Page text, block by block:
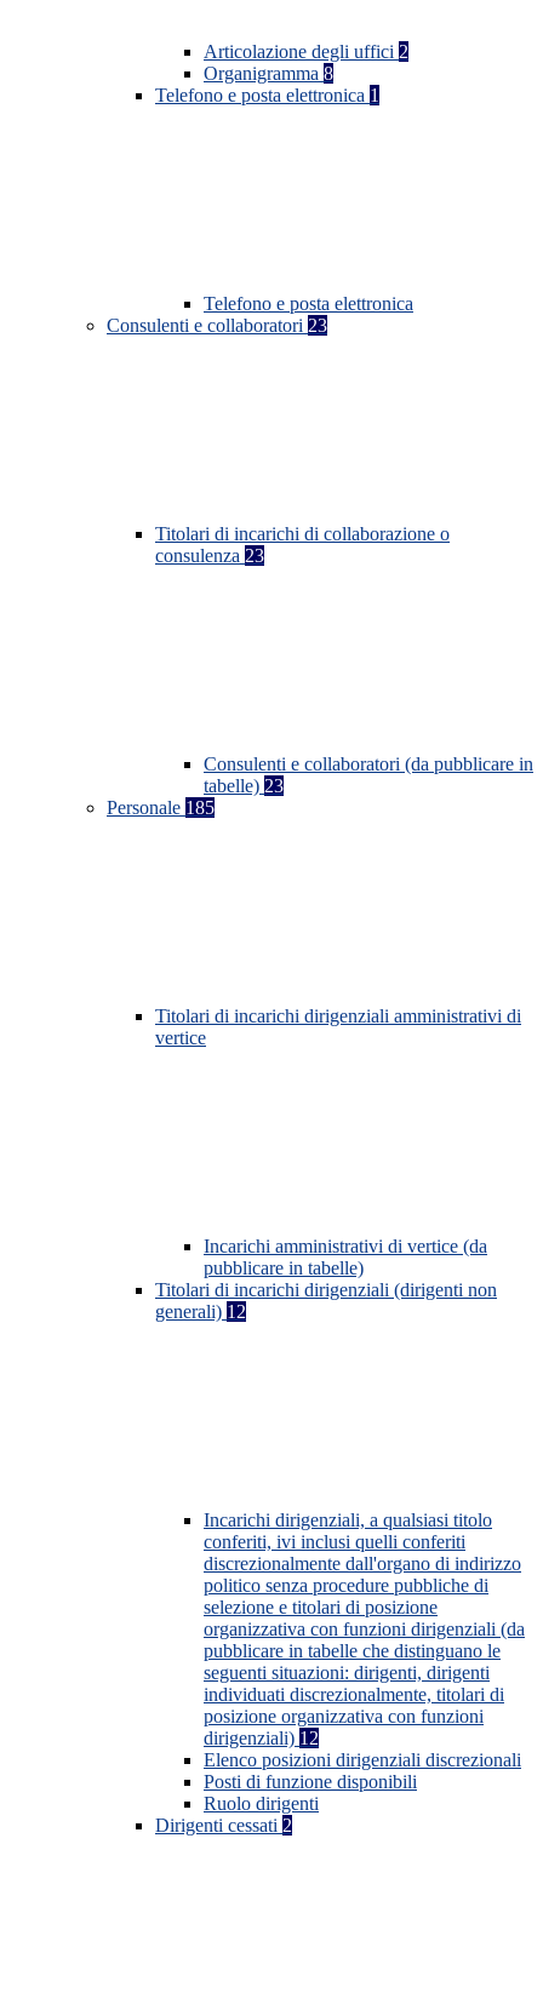
Articolazione degli uffici 2
Organigramma 8
Telefono e posta elettronica 1
Telefono e posta elettronica
Consulenti e collaboratori 23
Titolari di incarichi di collaborazione o
consulenza 23
Consulenti e collaboratori (da pubblicare in
tabelle) 23
Personale 185
Titolari di incarichi dirigenziali amministrativi di
vertice
Incarichi amministrativi di vertice (da
pubblicare in tabelle)
Titolari di incarichi dirigenziali (dirigenti non
generali) 12
Incarichi dirigenziali, a qualsiasi titolo
conferiti, ivi inclusi quelli conferiti
discrezionalmente dall'organo di indirizzo
politico senza procedure pubbliche di
selezione e titolari di posizione
organizzativa con funzioni dirigenziali (da
pubblicare in tabelle che distinguano le
seguenti situazioni: dirigenti, dirigenti
individuati discrezionalmente, titolari di
posizione organizzativa con funzioni
dirigenziali) 12
Elenco posizioni dirigenziali discrezionali
Posti di funzione disponibili
Ruolo dirigenti
Dirigenti cessati 2